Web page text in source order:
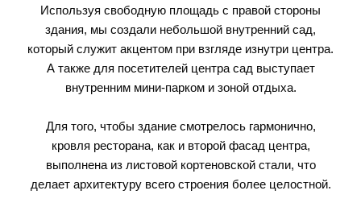
Используя свободную площадь с правой стороны
здания, мы создали небольшой внутренний сад,
который служит акцентом при взгляде изнутри центра.
А также для посетителей центра сад выступает
внутренним мини-парком и зоной отдыха.
Для того, чтобы здание смотрелось гармонично,
кровля ресторана, как и второй фасад центра,
выполнена из листовой кортеновской стали, что
делает архитектуру всего строения более целостной.